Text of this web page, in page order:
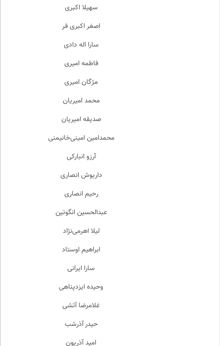
سهیلا اکبری
اصغر اکبری فر
سارا اله دادی
فاطمه امیری
مژگان امیری
محمد امیریان
صدیقه امیریان
محمدامین امینی‌خانیمنی
آرزو انبارکی
داریوش انصاری
رحیم انصاری
عبدالحسین انگوتین
لیلا اهرمی‌نژاد
ابراهیم اوستاد
سارا ایرانی
وحیده ایزدپناهی
غلامرضا آتشی
حیدر آذرشب
امید آذریون